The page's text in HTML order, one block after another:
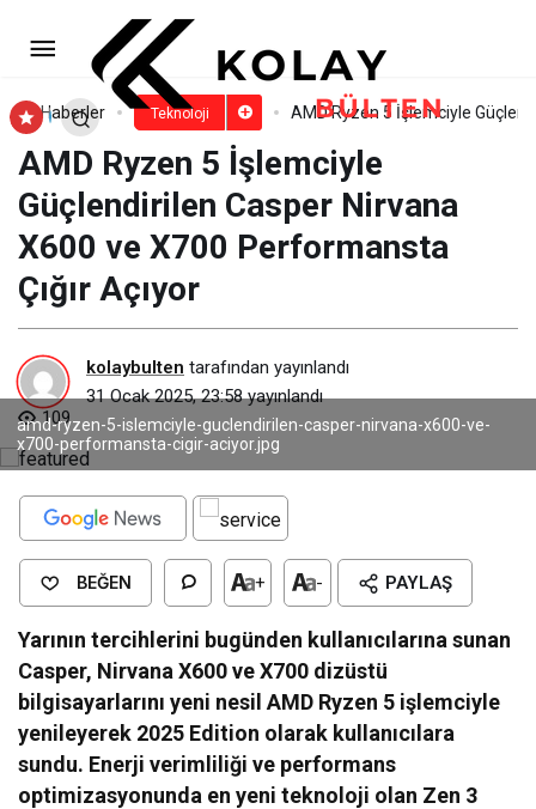
Haberler Teknoloji AMD Ryzen 5 İşlemciyle
AMD Ryzen 5 İşlemciyle
Güçlendirilen Casper Nirvana
X600 ve X700 Performansta
Çığır Açıyor
kolaybulten tarafından yayınlandı
31 Ocak 2025, 23:58yayınlandı
109
amd-ryzen-5-islemciyle-guclendirilen-casper-nirvana-x600-ve-
x700-performansta-cigir-aciyor.jpg
BEĞEN + - PAYLAŞ
Yarının tercihlerini bugünden kullanıcılarına sunan
Casper, Nirvana X600 ve X700 dizüstü
bilgisayarlarını yeni nesil AMD Ryzen 5 işlemciyle
yenileyerek 2025 Edition olarak kullanıcılara
sundu. Enerji verimliliği ve performans
optimizasyonunda en yeni teknoloji olan Zen 3
Samsung’dan yeni Galaxy S25
Serisi’ne özel, avantajlı kampanya!
Yorum Yap Paylaş